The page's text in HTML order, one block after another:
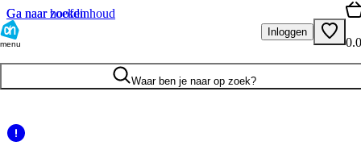
Ga naar hoofdinhoud
Ga naar zoeken
menu
Inloggen
Waar ben je naar op zoek?